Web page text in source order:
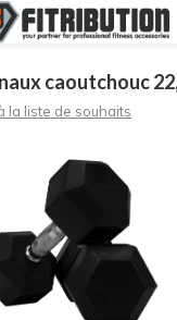
caoutchouc
la liste de souhaits